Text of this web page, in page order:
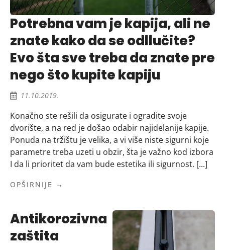
Potrebna vam je kapija, ali ne
znate kako da se odllučite?
Evo šta sve treba da znate pre
nego što kupite kapiju
11.10.2019.
Konačno ste rešili da osigurate i ogradite svoje
dvorište, a na red je došao odabir najidelanije kapije.
Ponuda na tržištu je velika, a vi više niste sigurni koje
parametre treba uzeti u obzir, šta je važno kod izbora
I da li prioritet da vam bude estetika ili sigurnost. [...]
OPŠIRNIJE →
Antikorozivna
zaštita